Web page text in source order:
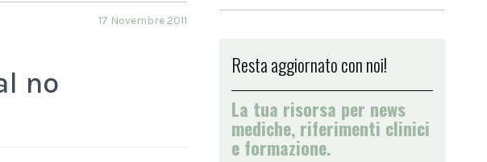
17 Novembre 2011
no
Resta aggiornato con noi!
La tua risorsa per news
mediche, riferimenti clinici
e formazione.